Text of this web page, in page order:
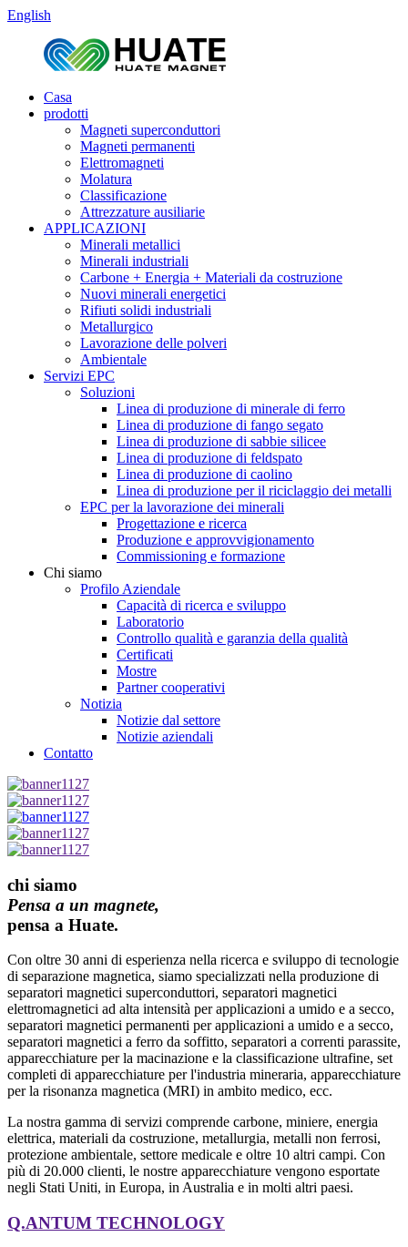
English
Casa
prodotti
Magneti superconduttori
Magneti permanenti
Elettromagneti
Molatura
Classificazione
Attrezzature ausiliarie
APPLICAZIONI
Minerali metallici
Minerali industriali
Carbone + Energia + Materiali da costruzione
Nuovi minerali energetici
Rifiuti solidi industriali
Metallurgico
Lavorazione delle polveri
Ambientale
Servizi EPC
Soluzioni
Linea di produzione di minerale di ferro
Linea di produzione di fango segato
Linea di produzione di sabbie silicee
Linea di produzione di feldspato
Linea di produzione di caolino
Linea di produzione per il riciclaggio dei metalli
EPC per la lavorazione dei minerali
Progettazione e ricerca
Produzione e approvvigionamento
Commissioning e formazione
Chi siamo
Profilo Aziendale
Capacità di ricerca e sviluppo
Laboratorio
Controllo qualità e garanzia della qualità
Certificati
Mostre
Partner cooperativi
Notizia
Notizie dal settore
Notizie aziendali
Contatto
chi siamo
Pensa a un magnete,
pensa a Huate.
Con oltre 30 anni di esperienza nella ricerca e sviluppo di tecnologie
di separazione magnetica, siamo specializzati nella produzione di
separatori magnetici superconduttori, separatori magnetici
elettromagnetici ad alta intensità per applicazioni a umido e a secco,
separatori magnetici permanenti per applicazioni a umido e a secco,
separatori magnetici a ferro da soffitto, separatori a correnti parassite,
apparecchiature per la macinazione e la classificazione ultrafine, set
completi di apparecchiature per l'industria mineraria, apparecchiature
per la risonanza magnetica (MRI) in ambito medico, ecc.
La nostra gamma di servizi comprende carbone, miniere, energia
elettrica, materiali da costruzione, metallurgia, metalli non ferrosi,
protezione ambientale, settore medicale e oltre 10 altri campi. Con
più di 20.000 clienti, le nostre apparecchiature vengono esportate
negli Stati Uniti, in Europa, in Australia e in molti altri paesi.
Q.ANTUM TECHNOLOGY